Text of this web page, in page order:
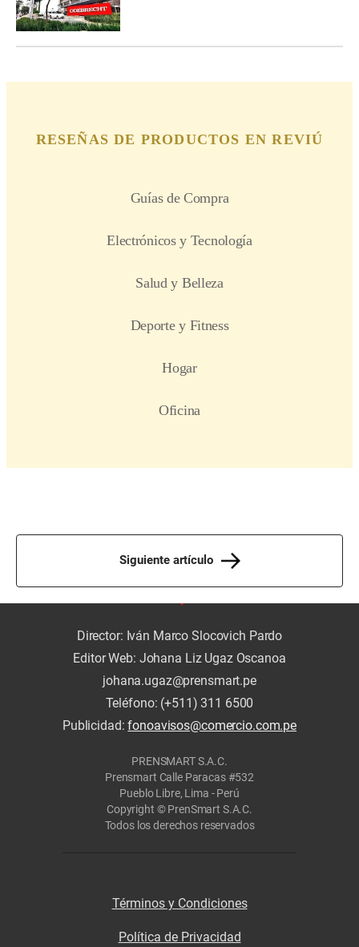
Siguiente artículo
Director: Iván Marco Slocovich Pardo
Editor Web: Johana Liz Ugaz Oscanoa
johana.ugaz@prensmart.pe
Teléfono: (+511) 311 6500
Publicidad:fonoavisos@comercio.com.pe
PRENSMART S.A.C.
Prensmart Calle Paracas #532
Pueblo Libre, Lima - Perú
Copyright © PrenSmart S.A.C.
Todos los derechos reservados
Términos y Condiciones
Política de Privacidad